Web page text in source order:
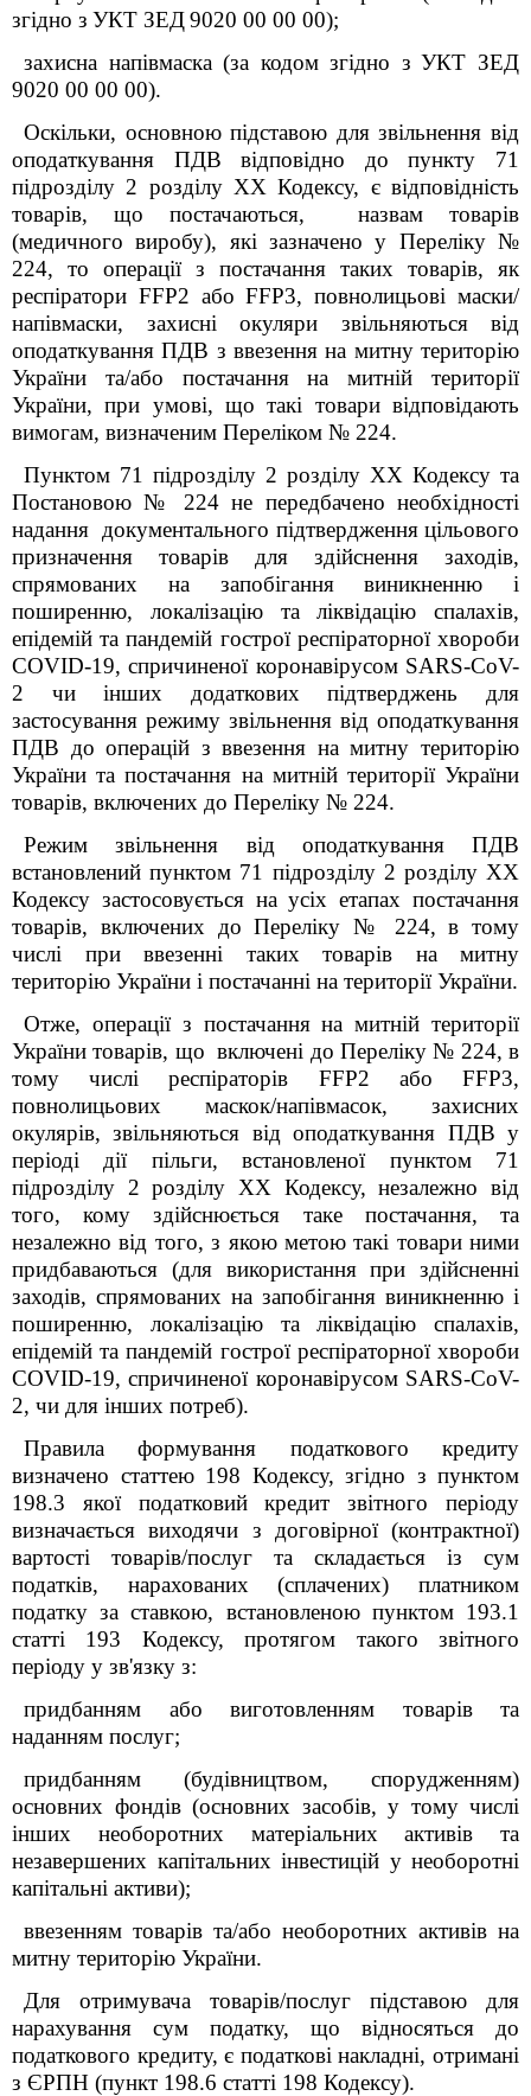
згідно з УКТ ЗЕД9020 00 00 00);
захисна напівмаска(за кодом згідно з УКТ ЗЕД
9020 00 00 00).
Оскільки, основною підставою для звільнення від
оподаткування ПДВ відповідно до пункту 71
підрозділу 2 розділу ХХ Кодексу, є відповідність
товарів, що постачаються, назвам товарів
(медичного виробу), які зазначено у Переліку №
224, то операції з постачання таких товарів, як
респіратори FFP2 абоFFP3, повнолицьові маски/
напівмаски, захисні окуляри звільняються від
оподаткування ПДВ з ввезення на митну територію
України та/або постачання на митній території
України, при умові, що такі товари відповідають
вимогам, визначеним Переліком № 224.
Пунктом 71 підрозділу 2 розділу ХХ Кодексу та
Постановою № 224 не передбачено необхідності
надання документального підтвердження цільового
призначення товарів для здійснення заходів,
спрямованих на запобігання виникненню і
поширенню, локалізацію та ліквідацію спалахів,
епідемій та пандемій гострої респіраторної хвороби
COVID-19, спричиненої коронавірусом SARS-CoV-
2 чи інших додаткових підтверджень для
застосування режиму звільнення від оподаткування
ПДВ до операцій з ввезення на митну територію
України та постачання на митній території України
товарів, включених до Переліку № 224.
Режим звільнення від оподаткування ПДВ
встановлений пунктом 71 підрозділу 2 розділу ХХ
Кодексу застосовується на усіх етапах постачання
товарів, включених до Переліку № 224, в тому
числі при ввезенні таких товарів на митну
територію України і постачанні на території України.
Отже, операції з постачання на митній території
України товарів, що включені до Переліку № 224, в
тому числіреспіраторів FFP2 абоFFP3,
повнолицьових маскок/напівмасок, захисних
окулярів, звільняються від оподаткування ПДВ у
періоді дії пільги, встановленої пунктом 71
підрозділу 2 розділу ХХ Кодексу, незалежно від
того, кому здійснюється таке постачання, та
незалежно від того, з якою метою такі товари ними
придбаваються (для використання при здійсненні
заходів, спрямованих на запобігання виникненню і
поширенню, локалізацію та ліквідацію спалахів,
епідемій та пандемій гострої респіраторної хвороби
COVID-19, спричиненої коронавірусом SARS-CoV-
2, чи для інших потреб).
Правила формування податкового кредиту
визначено статтею 198 Кодексу, згідно з пунктом
198.3 якої податковий кредит звітного періоду
визначається виходячи з договірної (контрактної)
вартості товарів/послуг та складається із сум
податків, нарахованих (сплачених) платником
податку за ставкою, встановленою пунктом 193.1
статті 193 Кодексу, протягом такого звітного
періоду у зв'язку з:
придбанням або виготовленням товарів та
наданням послуг;
придбанням (будівництвом, спорудженням)
основних фондів (основних засобів, у тому числі
інших необоротних матеріальних активів та
незавершених капітальних інвестицій у необоротні
капітальні активи);
ввезенням товарів та/або необоротних активів на
митну територію України.
Для отримувача товарів/послуг підставою для
нарахування сум податку, що відносяться до
податкового кредиту, є податкові накладні, отримані
з ЄРПН (пункт 198.6 статті 198 Кодексу).